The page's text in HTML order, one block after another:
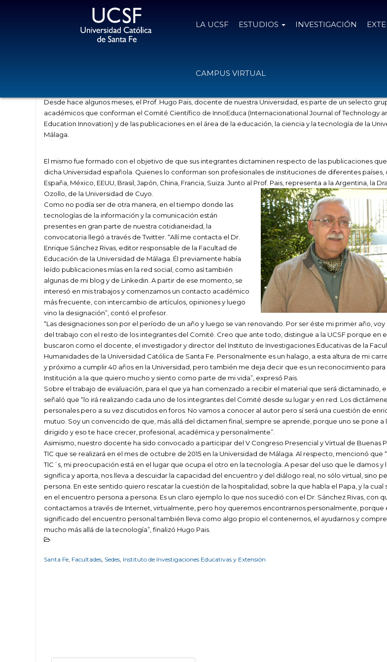
LA UCSF ESTUDIOS INVESTIGACIÓN
CAMPUS VIRTUAL
Desde hace algunos meses, el Prof. Hugo Pais, docente de nuestra Universidad, es parte de un selecto
académicos que conforman el Comité Científico de InnoEduca (Internacionational Journal of Technology
Education Innovation) y de las publicaciones en el área de la educación, la ciencia y la tecnología de la
Málaga.
El mismo fue formado con el objetivo de que sus integrantes dictaminen respecto de las publicaciones
dicha Universidad española. Quienes lo conforman son profesionales de instituciones de diferentes países,
España, México, EEUU, Brasil, Japón, China, Francia, Suiza. Junto al Prof. Pais, representa a la Argentina, la
Ozollo, de la Universidad de Cuyo.
Como no podía ser de otra manera, en el tiempo donde las
tecnologías de la información y la comunicación están
presentes en gran parte de nuestra cotidianeidad, la
convocatoria llegó a través de Twitter. “Allí me contacta el Dr.
Enrique Sánchez Rivas, editor responsable de la Facultad de
Educación de la Universidad de Málaga. Él previamente había
leído publicaciones mías en la red social, como así también
algunas de mi blog y de Linkedin. A partir de ese momento, se
interesó en mis trabajos y comenzamos un contacto académico
más frecuente, con intercambio de artículos, opiniones y luego
vino la designación”, contó el profesor.
“Las designaciones son por el período de un año y luego se van renovando. Por ser éste mi primer año,
del trabajo con el resto de los integrantes del Comité. Creo que ante todo, distingue a la UCSF porque en
buscaron como el docente, el investigador y director del Instituto de Investigaciones Educativas de la
Humanidades de la Universidad Católica de Santa Fe. Personalmente es un halago, a esta altura de mi
y próximo a cumplir 40 años en la Universidad, pero también me deja decir que es un reconocimiento para
Institución a la que quiero mucho y siento como parte de mi vida”, expresó Pais.
Sobre el trabajo de evaluación, para el que ya han comenzado a recibir el material que será dictaminado,
señaló que “lo irá realizando cada uno de los integrantes del Comité desde su lugar y en red. Los
personales pero a su vez discutidos en foros. No vamos a conocer al autor pero sí será una cuestión de
mutuo. Soy un convencido de que, más allá del dictamen final, siempre se aprende, porque uno se pone a
dirigido y eso te hace crecer, profesional, académica y personalmente”.
Asimismo, nuestro docente ha sido convocado a participar del V Congreso Presencial y Virtual de Buenas
TIC que se realizará en el mes de octubre de 2015 en la Universidad de Málaga. Al respecto, mencionó que
TIC´s, mi preocupación está en el lugar que ocupa el otro en la tecnología. A pesar del uso que le damos y
significa y aporta, nos lleva a descuidar la capacidad del encuentro y del diálogo real, no sólo virtual, sino
persona. En este sentido quiero rescatar la cuestión de la hospitalidad, sobre la que habla el Papa, y la cual
en el encuentro persona a persona. Es un claro ejemplo lo que nos sucedió con el Dr. Sánchez Rivas, con
contactamos a través de Internet, virtualmente, pero hoy queremos encontrarnos personalmente, porque
significado del encuentro personal también lleva como algo propio el contenernos, el ayudarnos y
mucho más allá de la tecnología”, finalizó Hugo Pais.
Santa Fe, Facultades, Sedes, Instituto de Investigaciones Educativas y Extensión